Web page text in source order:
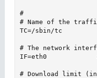
#
# Name of the
TC=/sbin/tc
# The network
IF=eth0
# Download limit